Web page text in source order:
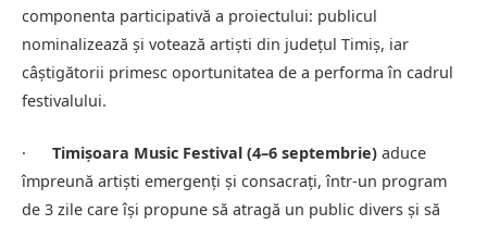
componenta participativă a proiectului: publicul
nominalizează și votează artiști din județul Timiș, iar
câștigătorii primesc oportunitatea de a performa în cadrul
festivalului.
· Timișoara Music Festival (4–6 septembrie) aduce
împreună artiști emergenți și consacrați, într-un program
de 3 zile care își propune să atragă un public divers și să